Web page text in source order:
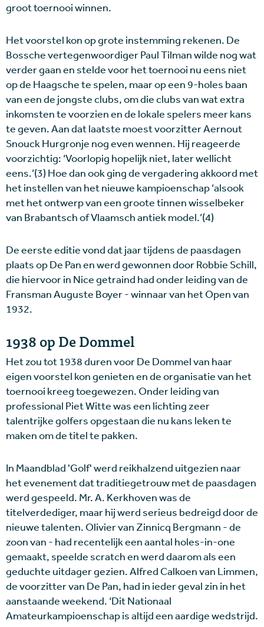
groot toernooi winnen.
Het voorstel kon op grote instemming rekenen. De
Bossche vertegenwoordiger Paul Tilman wilde nog wat
verder gaan en stelde voor het toernooi nu eens niet
op de Haagsche te spelen, maar op een 9-holes baan
van een de jongste clubs, om die clubs van wat extra
inkomsten te voorzien en de lokale spelers meer kans
te geven. Aan dat laatste moest voorzitter Aernout
Snouck Hurgronje nog even wennen. Hij reageerde
voorzichtig: ‘Voorlopig hopelijk niet, later wellicht
eens.’(3) Hoe dan ook ging de vergadering akkoord met
het instellen van het nieuwe kampioenschap ‘alsook
met het ontwerp van een groote tinnen wisselbeker
van Brabantsch of Vlaamsch antiek model.’(4)
De eerste editie vond dat jaar tijdens de paasdagen
plaats op De Pan en werd gewonnen door Robbie Schill,
die hiervoor in Nice getraind had onder leiding van de
Fransman Auguste Boyer - winnaar van het Open van
1932.
1938 op De Dommel
Het zou tot 1938 duren voor De Dommel van haar
eigen voorstel kon genieten en de organisatie van het
toernooi kreeg toegewezen. Onder leiding van
professional Piet Witte was een lichting zeer
talentrijke golfers opgestaan die nu kans leken te
maken om de titel te pakken.
In Maandblad 'Golf' werd reikhalzend uitgezien naar
het evenement dat traditiegetrouw met de paasdagen
werd gespeeld. Mr. A. Kerkhoven was de
titelverdediger, maar hij werd serieus bedreigd door de
nieuwe talenten. Olivier van Zinnicq Bergmann - de
zoon van - had recentelijk een aantal holes-in-one
gemaakt, speelde scratch en werd daarom als een
geduchte uitdager gezien. Alfred Calkoen van Limmen,
de voorzitter van De Pan, had in ieder geval zin in het
aanstaande weekend. ‘Dit Nationaal
Amateurkampioenschap is altijd een aardige wedstrijd.